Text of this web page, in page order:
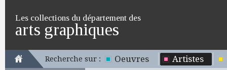
Les collections du département des
arts graphiques
Recherche sur : Oeuvres Artistes